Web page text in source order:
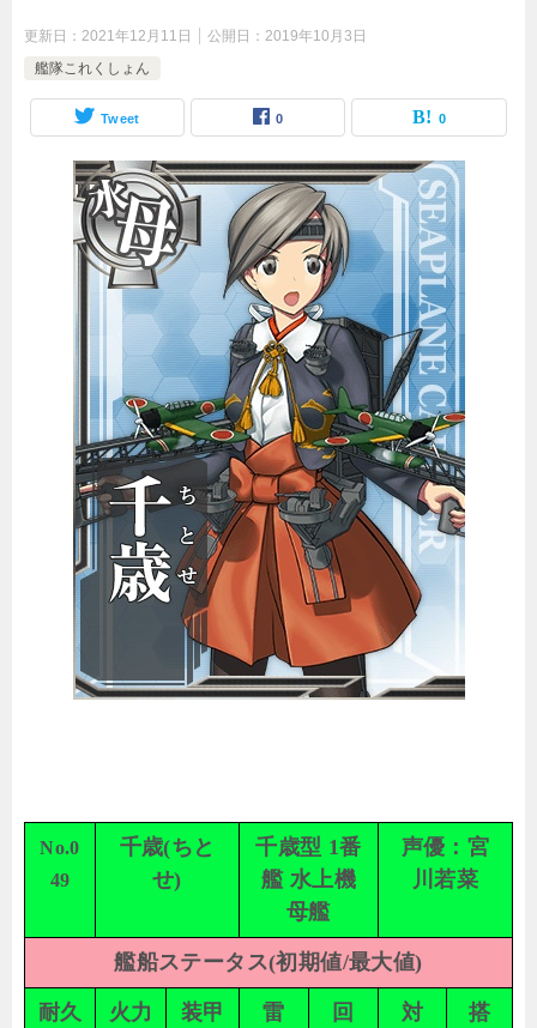
更新日： 2021年12月11日 公開日： 2019年10月3日
艦隊これくしょん
Tweet 0 0
No.0
49
千歳(ちと
せ)
千歳型 1番
艦 水上機
母艦
声優：宮
川若菜
艦船ステータス(初期値/最大値)
耐久 火力 装甲
雷
回
対
搭